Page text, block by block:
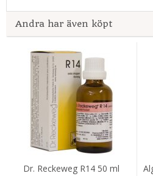
Andra har även köpt
Dr. Reckeweg R14 50 ml